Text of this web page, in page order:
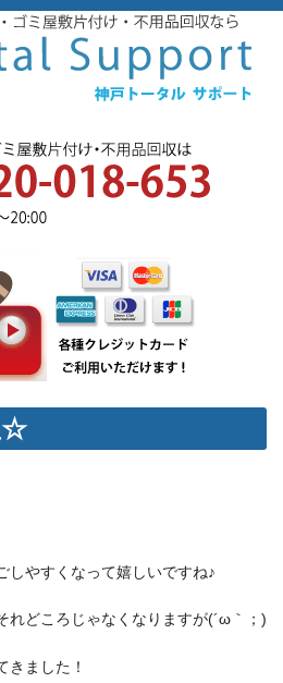
☆
しやすくなって嬉しいですね♪
れどころじゃなくなりますが(´ω｀；)
きました！